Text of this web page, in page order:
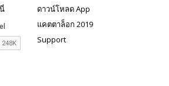
ดาวน์โหลด App
แคตตาล็อก 2019
Support